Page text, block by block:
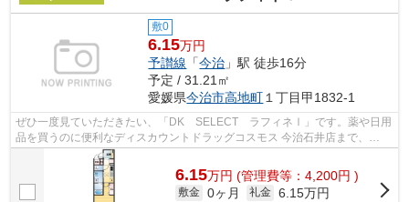
敷0
6.15万円
予讃線 「今治 」駅 徒歩16分
予定 / 31.21㎡
愛媛県今治市高地町１丁目甲1832-1
ぜひ一度見ていただきたい、「DK SELECT ラフィネⅠ」です。薬や日用
品を買うのに便利なディスカウントドラッグコスモス 今治石井店まで、
452mです。ゴミ出しを楽にするために、遠く...
6.15万円 (管理費等：4,200円 )
敷金 0ヶ月 礼金 6.15万円